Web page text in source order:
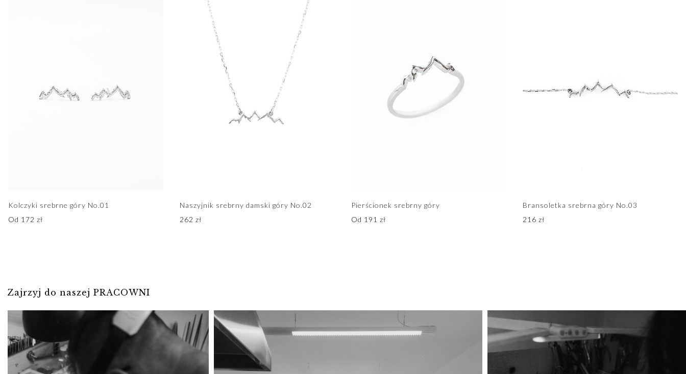
Kolczyki srebrne góry No.01
Od 172 zł
Naszyjnik srebrny damski góry No.02
262 zł
Pierścionek srebrny góry
Od 191 zł
Bransoletka srebrna góry No.03
216 zł
Zajrzyj do naszej PRACOWNI